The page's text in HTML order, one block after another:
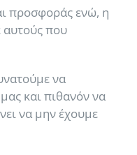
προσφοράς ενώ, η
αυτούς που
να
και πιθανόν να
να μην έχουμε